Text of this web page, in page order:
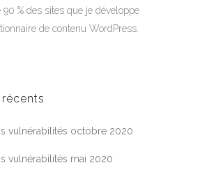
90 % des sites que je développe
de contenu WordPress.
vulnérabilités octobre 2020
vulnérabilités mai 2020